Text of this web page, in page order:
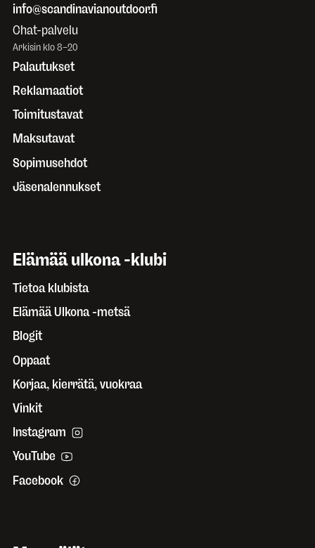
info@scandinavianoutdoor.fi
Chat-palvelu
Arkisin klo 8–20
Palautukset
Reklamaatiot
Toimitustavat
Maksutavat
Sopimusehdot
Jäsenalennukset
Elämää ulkona -klubi
Tietoa klubista
Elämää Ulkona -metsä
Blogit
Oppaat
Korjaa, kierrätä, vuokraa
Vinkit
Instagram
YouTube
Facebook